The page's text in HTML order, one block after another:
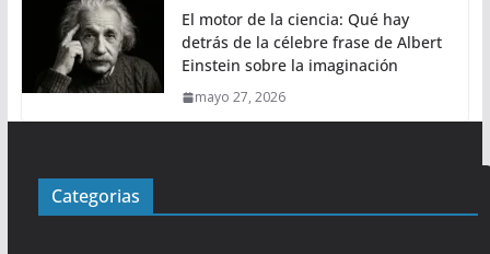
El motor de la ciencia: Qué hay
detrás de la célebre frase de Albert
Einstein sobre la imaginación
mayo 27, 2026
Categorias